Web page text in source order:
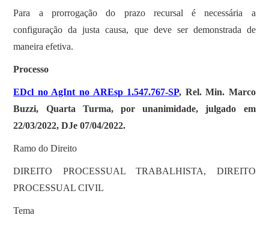
Para a prorrogação do prazo recursal é necessária a
configuração da justa causa, que deve ser demonstrada de
maneira efetiva.
Processo
EDcl no AgInt no AREsp 1.547.767-SP, Rel. Min. Marco
Buzzi, Quarta Turma, por unanimidade, julgado em
22/03/2022, DJe 07/04/2022.
Ramo do Direito
DIREITO PROCESSUAL TRABALHISTA, DIREITO
PROCESSUAL CIVIL
Tema